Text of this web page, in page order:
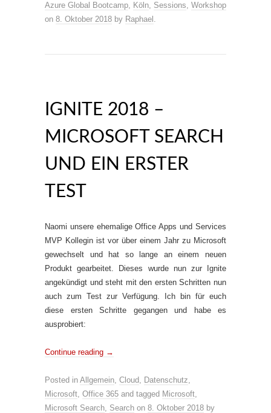
Azure Global Bootcamp, Köln, Sessions, Workshop
on 8. Oktober 2018 by Raphael .
IGNITE 2018 –
MICROSOFT SEARCH
UND EIN ERSTER
TEST
Naomi unsere ehemalige Office Apps und Services
MVP Kollegin ist vor über einem Jahr zu Microsoft
gewechselt und hat so lange an einem neuen
Produkt gearbeitet. Dieses wurde nun zur Ignite
angekündigt und steht mit den ersten Schritten nun
auch zum Test zur Verfügung. Ich bin für euch
diese ersten Schritte gegangen und habe es
ausprobiert:
Continue reading →
Posted in Allgemein, Cloud, Datenschutz,
Microsoft, Office 365 and tagged Microsoft,
Microsoft Search, Search on 8. Oktober 2018 by